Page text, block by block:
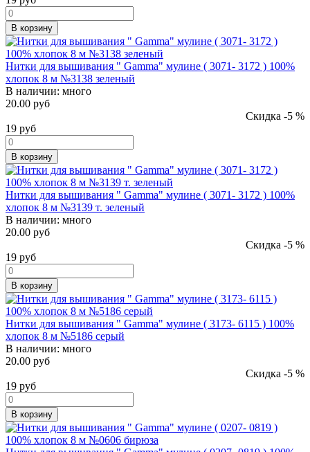
В корзину
Нитки для вышивания " Gamma" мулине ( 3071- 3172 ) 100%
хлопок 8 м №3138 зеленый
В наличии: много
20.00 руб
Скидка -5 %
19 руб
В корзину
Нитки для вышивания " Gamma" мулине ( 3071- 3172 ) 100%
хлопок 8 м №3139 т. зеленый
В наличии: много
20.00 руб
Скидка -5 %
19 руб
В корзину
Нитки для вышивания " Gamma" мулине ( 3173- 6115 ) 100%
хлопок 8 м №5186 серый
В наличии: много
20.00 руб
Скидка -5 %
19 руб
В корзину